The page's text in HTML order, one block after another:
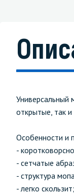
Универсальный
открытые, так
Особенности и
-
- сетчатые
- структура
- легко скользит;